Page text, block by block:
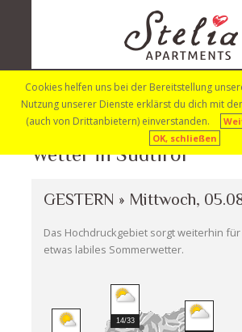
Cookies helfen uns bei der Bereitstellung
Nutzung unserer Dienste erklärst du dich mit
(auch von Drittanbietern) einverstanden.
OK, schließen
EN
Wetter in Südtirol
GESTERN » Mittwoch,
Das Hochdruckgebiet sorgt weiterhin
etwas labiles Sommerwetter.
14/33